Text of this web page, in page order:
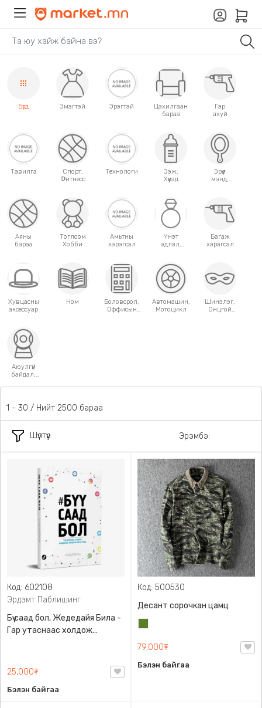
Бүгд Эмэгтэй Эрэгтэй
Цахилгаан
бараа
Гэр
ахуй
Тавилга
Спорт,
Фитнесс
Технологи
Ээж,
Хүүхэд
Эрүүл
мэнд,
Аяны
бараа
Тоглоом
Хобби
Амьтны
хэрэгсэл
Үнэт
эдлэл,
Багаж
хэрэгсэл
Хувцасны
аксессуар
Ном
Боловсрол,
Оффисын
Автомашин,
Мотоцикл
Шинэлэг,
Онцгой
Аюулгүй
байдал,
Шүүлтүүр
31 - 60 / Нийт 2500 бараа
Эрэмбэ:
Код: 602108
Эрдэмт Паблишинг
Бүү саад бол, Жедедайя Била -
Гар утаснаас холдож
9789919235192
25,000₮
Бэлэн байгаа
Код: 500530
Десант сорочкан цамц
79,000₮
Бэлэн байгаа